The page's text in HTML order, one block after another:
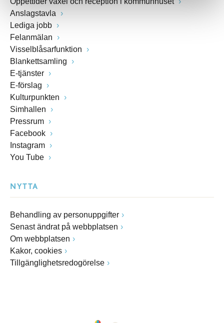
Anslagstavla
Lediga jobb
Felanmälan
Visselblåsarfunktion
Blankettsamling
E-tjänster
E-förslag
Kulturpunkten
Simhallen
Pressrum
Facebook
Instagram
You Tube
NYTTA
Behandling av personuppgifter
Senast ändrat på webbplatsen
Om webbplatsen
Kakor, cookies
Tillgänglighetsredogörelse